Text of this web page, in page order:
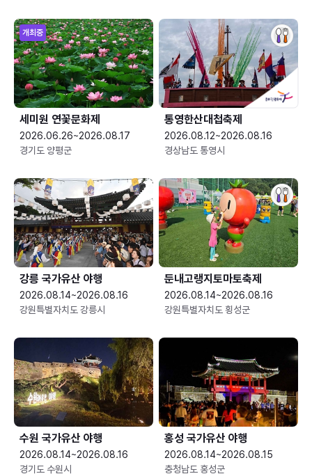
개최중
세미원 연꽃문화제
2026.06.26~2026.08.17
경기도 양평군
통영한산대첩축제
2026.08.12~2026.08.16
경상남도 통영시
강릉 국가유산 야행
2026.08.14~2026.08.16
강원특별자치도 강릉시
둔내고랭지토마토축제
2026.08.14~2026.08.16
강원특별자치도 횡성군
수원 국가유산 야행
2026.08.14~2026.08.16
경기도 수원시
홍성 국가유산 야행
2026.08.14~2026.08.15
충청남도 홍성군